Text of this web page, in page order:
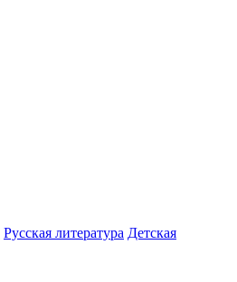
Русская литература Детская